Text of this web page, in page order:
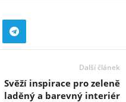
Další článek
Svěží inspirace pro zeleně
laděný a barevný interiér